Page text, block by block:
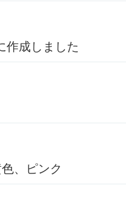
作成しました
、ピンク